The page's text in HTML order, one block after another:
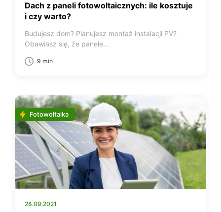
Dach z paneli fotowoltaicznych: ile kosztuje
i czy warto?
Budujesz dom? Planujesz montaż instalacji PV?
Obawiasz się, że panele…
9 min
Fotowoltaika
28.09.2021